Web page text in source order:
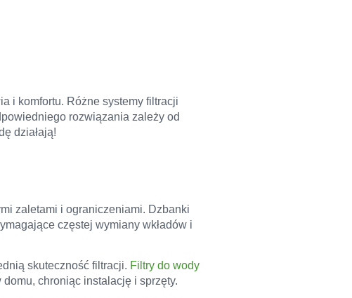
i komfortu. Różne systemy filtracji
rozwiązania zależy od
działają!
zaletami i ograniczeniami. Dzbanki
częstej wymiany wkładów i
skuteczność filtracji. Filtry do wody
chroniąc instalację i sprzęty.